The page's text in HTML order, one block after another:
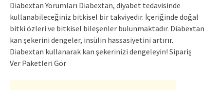
Diabextan Yorumları Diabextan, diyabet tedavisinde
kullanabileceğiniz bitkisel bir takviyedir. İçeriğinde doğal
bitki özleri ve bitkisel bileşenler bulunmaktadır. Diabextan
kan şekerini dengeler, insülin hassasiyetini artırır.
Diabextan kullanarak kan şekerinizi dengeleyin! Sipariş
Ver Paketleri Gör